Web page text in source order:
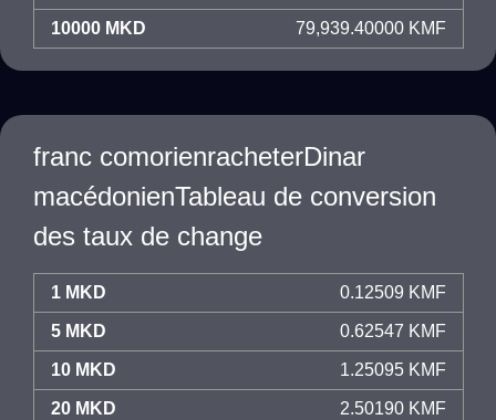
10000 MKD 79,939.40000 KMF
franc comorienracheterDinar
macédonienTableau de conversion
des taux de change
1 MKD 0.12509 KMF
5 MKD 0.62547 KMF
10 MKD 1.25095 KMF
20 MKD 2.50190 KMF